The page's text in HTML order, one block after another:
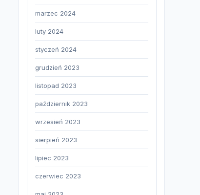
marzec 2024
luty 2024
styczeń 2024
grudzień 2023
listopad 2023
październik 2023
wrzesień 2023
sierpień 2023
lipiec 2023
czerwiec 2023